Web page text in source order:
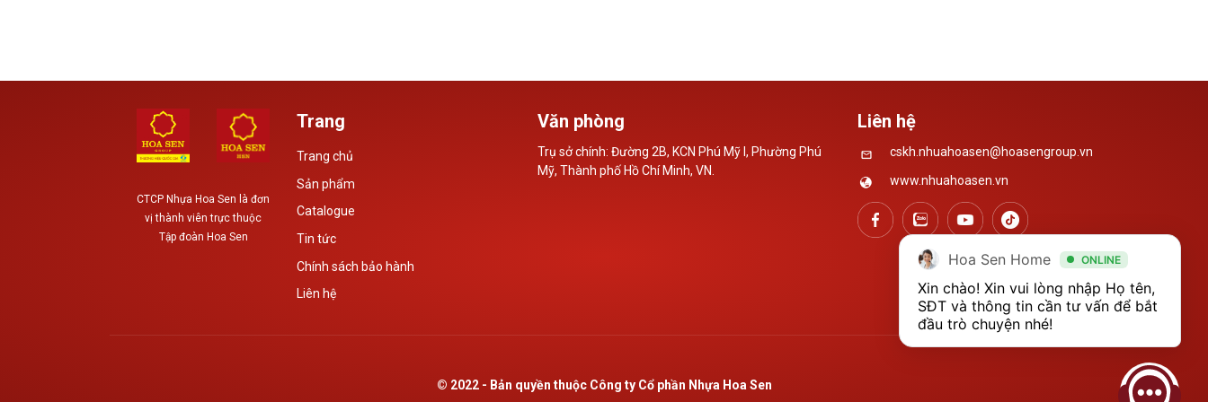
CTCP Nhựa Hoa Sen là đơn
vị thành viên trực thuộc
Tập đoàn Hoa Sen
Trang
Trang chủ
Sản phẩm
Catalogue
Tin tức
Chính sách bảo hành
Liên hệ
Văn phòng
Trụ sở chính: Đường 2B, KCN Phú Mỹ I, Phường Phú
Mỹ, Thành phố Hồ Chí Minh, VN.
Liên hệ
cskh.nhuahoasen@hoasengroup.vn
www.nhuahoasen.vn
© 2022 - Bản quyền thuộc Công ty Cổ phần Nhựa Hoa Sen
Hoa Sen Home ONLINE
Xin chào! Xin vui lòng nhập Họ tên,
SĐT và thông tin cần tư vấn để bắt
đầu trò chuyện nhé!